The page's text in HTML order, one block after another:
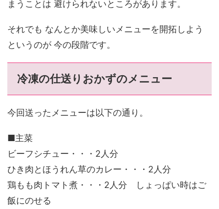
まうことは 避けられないところがあります。
それでも なんとか美味しいメニューを開拓しよう
というのが 今の段階です。
冷凍の仕送りおかずのメニュー
今回送ったメニューは以下の通り。
■主菜
ビーフシチュー・・・2人分
ひき肉とほうれん草のカレー・・・2人分
鶏もも肉トマト煮・・・2人分 しょっぱい時はご
飯にのせる